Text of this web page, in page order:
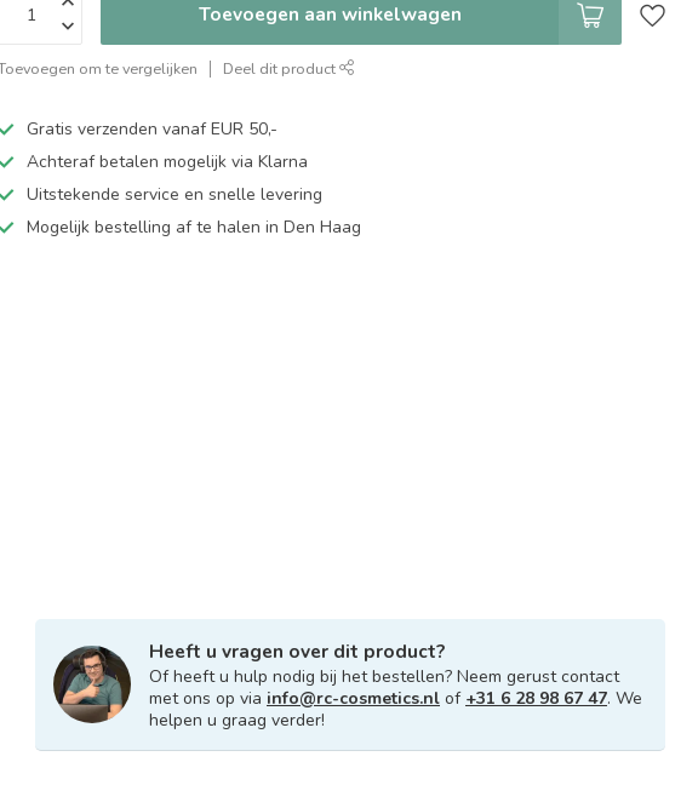
Toevoegen aan winkelwagen
om te vergelijken Deel dit product
Gratis verzenden vanaf EUR 50,-
Achteraf betalen mogelijk via Klarna
Uitstekende service en snelle levering
Mogelijk bestelling af te halen in Den Haag
Heeft u vragen over dit product?
Of heeft u hulp nodig bij het bestellen? Neem gerust contact
met ons op via info@rc-cosmetics.nl of +31 6 28 98 67 47. We
helpen u graag verder!